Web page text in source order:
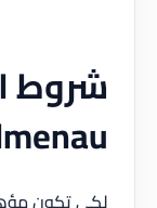
لكي تكون